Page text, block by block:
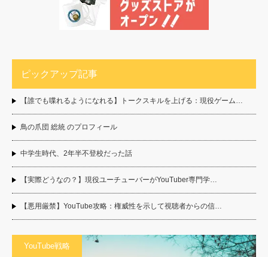
ピックアップ記事
【誰でも喋れるようになれる】トークスキルを上げる：現役ゲーム…
鳥の爪団 総統 のプロフィール
中学生時代、2年半不登校だった話
【実際どうなの？】現役ユーチューバーがYouTuber専門学…
【悪用厳禁】YouTube攻略：権威性を示して視聴者からの信…
YouTube戦略